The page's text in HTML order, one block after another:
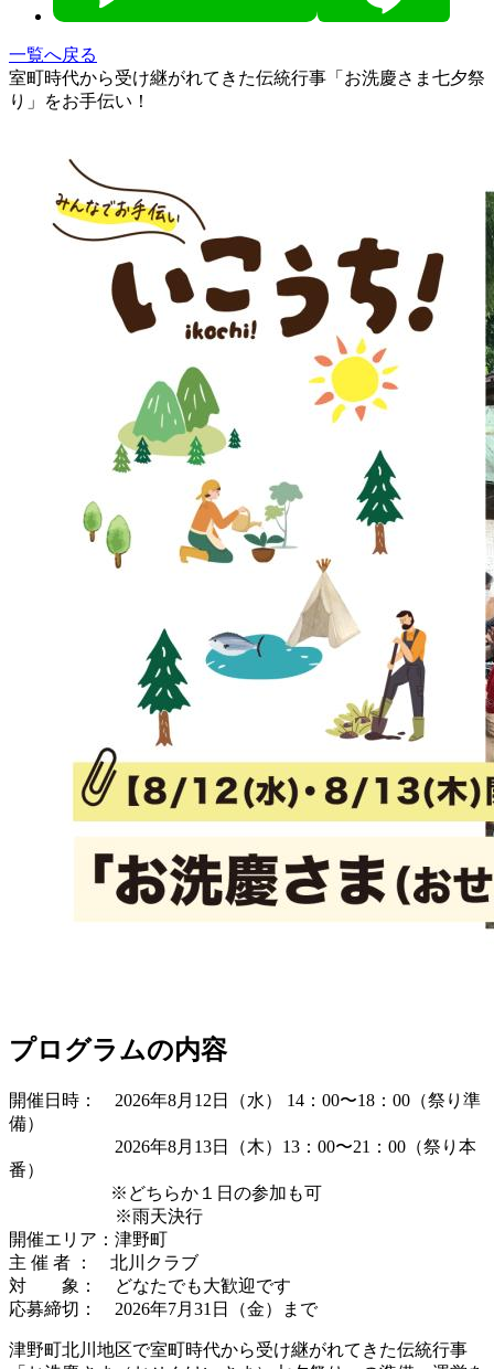
一覧へ戻る
室町時代から受け継がれてきた伝統行事「お洗慶さま七夕祭
り」をお手伝い！
プログラムの内容
開催日時： 2026年8月12日（水） 14：00〜18：00（祭り準
備）
2026年8月13日（木）13：00〜21：00（祭り本
番）
※どちらか１日の参加も可
※雨天決行
開催エリア：津野町
主 催 者 ： 北川クラブ
対 象： どなたでも大歓迎です
応募締切： 2026年7月31日（金）まで
津野町北川地区で室町時代から受け継がれてきた伝統行事